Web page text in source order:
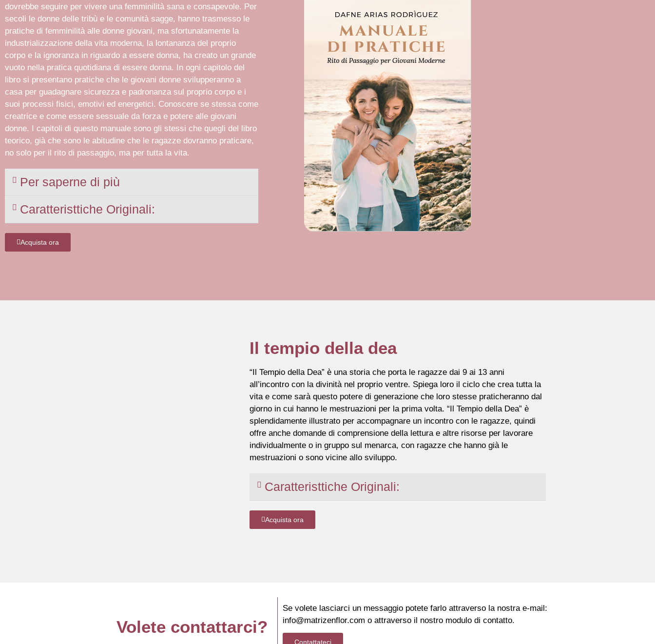
dovrebbe seguire per vivere una femminilità sana e consapevole. Per
secoli le donne delle tribù e le comunità sagge, hanno trasmesso le
pratiche di femminilità alle donne giovani, ma sfortunatamente la
industrializzazione della vita moderna, la lontananza del proprio
corpo e la ignoranza in riguardo a essere donna, ha creato un grande
vuoto nella pratica quotidiana di essere donna. In ogni capitolo del
libro si presentano pratiche che le giovani donne svilupperanno a
casa per guadagnare sicurezza e padronanza sul proprio corpo e i
suoi processi fisici, emotivi ed energetici. Conoscere se stessa come
creatrice e come essere sessuale da forza e potere alle giovani
donne. I capitoli di questo manuale sono gli stessi che quegli del libro
teorico, già che sono le abitudine che le ragazze dovranno praticare,
no solo per il rito di passaggio, ma per tutta la vita.
Per saperne di più
Caratteristtiche Originali:
Acquista ora
Il tempio della dea
“Il Tempio della Dea” è una storia che porta le ragazze dai 9 ai 13 anni
all’incontro con la divinità nel proprio ventre. Spiega loro il ciclo che crea tutta la
vita e come sarà questo potere di generazione che loro stesse praticheranno dal
giorno in cui hanno le mestruazioni per la prima volta. “Il Tempio della Dea” è
splendidamente illustrato per accompagnare un incontro con le ragazze, quindi
offre anche domande di comprensione della lettura e altre risorse per lavorare
individualmente o in gruppo sul menarca, con ragazze che hanno già le
mestruazioni o sono vicine allo sviluppo.
Caratteristtiche Originali:
Acquista ora
Volete contattarci?
Se volete lasciarci un messaggio potete farlo attraverso la nostra e-mail:
info@matrizenflor.com o attraverso il nostro modulo di contatto.
Contattateci